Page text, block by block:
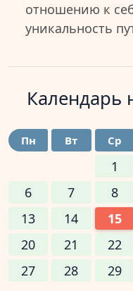
отношению к
уникальность
Календарь
Пн Вт Ср
1
6
7 8
13
14 15
20
21 22
27
28 29